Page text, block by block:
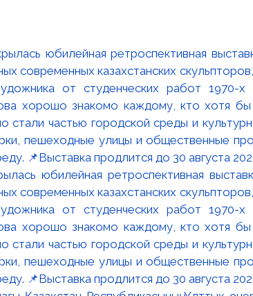
юбилейная ретроспективная
казахстанских
от студенческих работ 1970-
хорошо знакомо каждому, кто хотя бы
частью городской среды и
пешеходные улицы и общественные
📌Выставка продлится до 30 августа